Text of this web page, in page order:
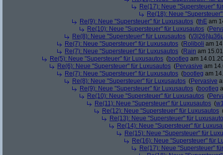
Re(17): Neue "Supersteuer"
Re(18): Neue
Re(9): Neue "Supersteuer" für Luxusautos (thE am
Re(10): Neue "Supersteuer" für Luxusautos (
Re(8): Neue "Supersteuer" für Luxusautos (\/
Re(7): Neue "Supersteuer" für Luxusautos (Roliboli am
Re(7): Neue "Supersteuer" für Luxusautos (Rain am
Re(5): Neue "Supersteuer" für Luxusautos (bootleg am
Re(6): Neue "Supersteuer" für Luxusautos (Pervasive am
Re(7): Neue "Supersteuer" für Luxusautos (bootleg am
Re(8): Neue "Supersteuer" für Luxusautos (Pervasive
Re(9): Neue "Supersteuer" für Luxusautos (bootleg
Re(10): Neue "Supersteuer" für Luxusautos (
Re(11): Neue "Supersteuer" für Luxusautos (
Re(12): Neue "Supersteuer" für Luxusautos
Re(13): Neue "Supersteuer" für
Re(14): Neue "Supersteuer" für
Re(15): Neue "Supersteuer" für
Re(16): Neue "Supersteuer" für
Re(17): Neue "Supersteuer"